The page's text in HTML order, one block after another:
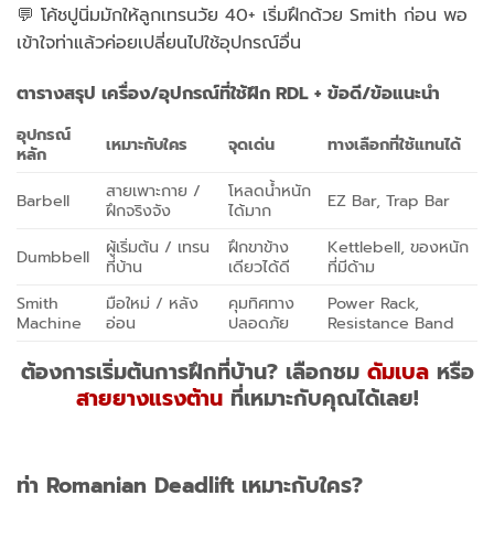
💬 โค้ชปูนิ่มมักให้ลูกเทรนวัย 40+ เริ่มฝึกด้วย Smith ก่อน พอ
เข้าใจท่าแล้วค่อยเปลี่ยนไปใช้อุปกรณ์อื่น
ตารางสรุป เครื่อง/อุปกรณ์ที่ใช้ฝึก RDL + ข้อดี/ข้อแนะนำ
อุปกรณ์
หลัก
เหมาะกับใคร จุดเด่น ทางเลือกที่ใช้แทนได้
Barbell
สายเพาะกาย /
ฝึกจริงจัง
โหลดน้ำหนัก
ได้มาก
EZ Bar, Trap Bar
Dumbbell
ผู้เริ่มต้น / เทรน
ที่บ้าน
ฝึกขาข้าง
เดียวได้ดี
Kettlebell, ของหนัก
ที่มีด้าม
Smith
Machine
มือใหม่ / หลัง
อ่อน
คุมทิศทาง
ปลอดภัย
Power Rack,
Resistance Band
ต้องการเริ่มต้นการฝึกที่บ้าน? เลือกชม ดัมเบลหรือ
สายยางแรงต้านที่เหมาะกับคุณได้เลย!
ท่า Romanian Deadlift เหมาะกับใคร?